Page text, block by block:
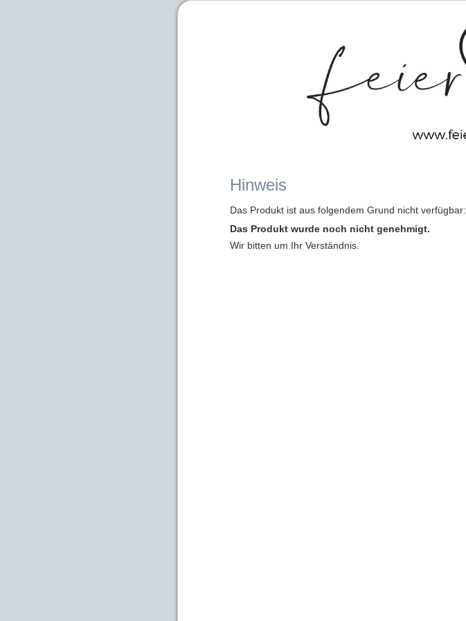
Hinweis
Das Produkt ist aus folgendem Grund nicht verfügbar:
Das Produkt wurde noch nicht genehmigt.
Wir bitten um Ihr Verständnis.